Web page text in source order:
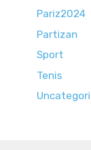
Pariz2024
Partizan
Sport
Tenis